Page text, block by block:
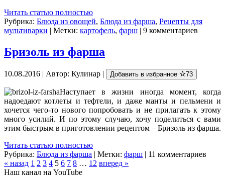
Читать статью полностью
Рубрика: Блюда из овощей, Блюда из фарша, Рецепты для
мультиварки | Метки: картофель, фарш | 9 комментариев
Бризоль из фарша
10.08.2016 | Автор: Кулинар | Добавить в избранное 73
Наступает в жизни иногда момент, когда
надоедают котлеты и тефтели, и даже манты и пельмени и
хочется чего-то нового попробовать и не прилагать к этому
много усилий. И по этому случаю, хочу поделиться с вами
этим быстрым в приготовлении рецептом – Бризоль из фарша.
Читать статью полностью
Рубрика: Блюда из фарша | Метки: фарш | 11 комментариев
« назад 1 2 3 4 5 6 7 8 … 12 вперед »
Наш канал на YouTube